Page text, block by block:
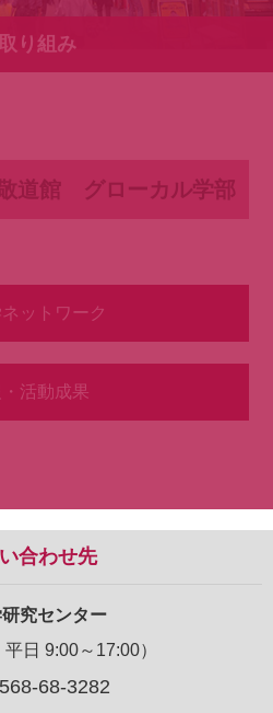
り組み
道館 グローカル学部
ットワーク
活動成果
合わせ先
究センター
平日 9:00～17:00）
68-3282